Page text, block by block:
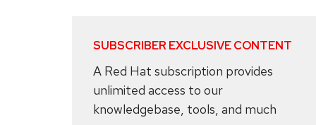
SUBSCRIBER EXCLUSIVE CONTENT
A Red Hat subscription provides
unlimited access to our
knowledgebase, tools, and much